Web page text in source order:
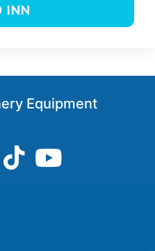
INN
Equipment